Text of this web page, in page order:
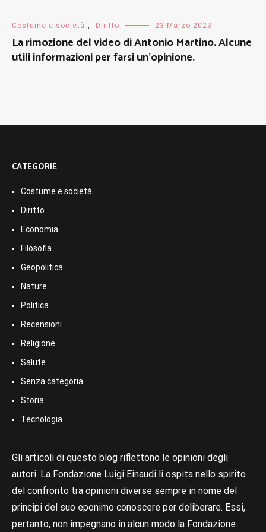
Costume e società , Diritto 23 Marzo 2023
La rimozione del video di Antonio Martino. Alcune
utili informazioni per farsi un’opinione.
CATEGORIE
Costume e società
Diritto
Economia
Filosofia
Geopolitica
Nature
Politica
Recensioni
Religione
Salute
Senza categoria
Storia
Tecnologia
Gli articoli di questo blog riflettono le opinioni degli
autori. La Fondazione Luigi Einaudi li ospita nello spirito
del confronto tra opinioni diverse sempre in nome del
principi del suo eponimo conoscere per deliberare. Essi,
pertanto, non impegnano in alcun modo la Fondazione.